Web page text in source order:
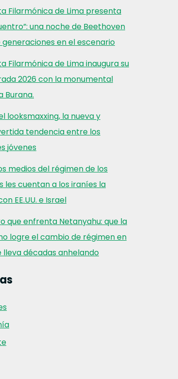
Filarmónica de Lima presenta
una noche de Beethoven
generaciones en el escenario
Filarmónica de Lima inaugura su
2026 con la monumental
Burana.
looksmaxxing, la nueva y
tendencia entre los
jóvenes
medios del régimen de los
les cuentan a los iraníes la
EE.UU. e Israel
que enfrenta Netanyahu: que la
logre el cambio de régimen en
lleva décadas anhelando